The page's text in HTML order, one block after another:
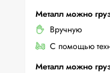
Металл можно
Вручную
С помощью
Металл можно